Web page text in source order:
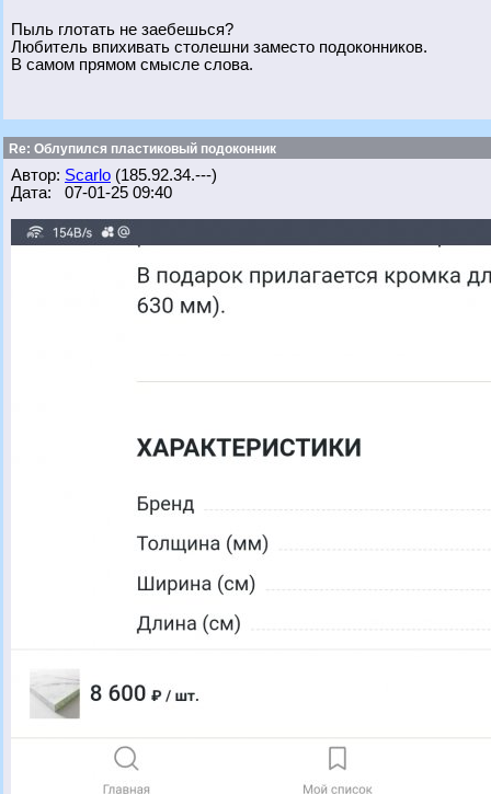
Пыль глотать не заебешься?
Любитель впихивать столешни заместо подоконников.
В самом прямом смысле слова.
Re: Облупился пластиковый подоконник
Автор: Scarlo (185.92.34.---)
Дата: 07-01-25 09:40